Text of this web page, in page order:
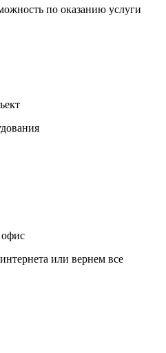
по оказанию услуги
или вернем все